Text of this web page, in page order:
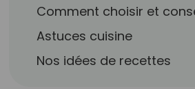
Comment choisir et
Astuces cuisine
Nos idées de recettes